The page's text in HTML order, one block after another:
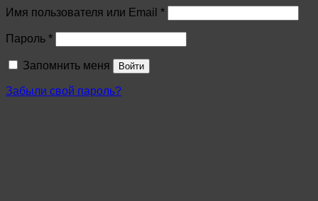
Имя пользователя или Email *
Пароль *
Запомнить меня Войти
Забыли свой пароль?